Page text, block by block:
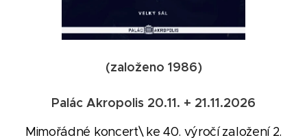
(založeno 1986)
Palác Akropolis 20.11. + 21.11.2026
Mimořádné koncert\ ke 40. výročí založení 2.